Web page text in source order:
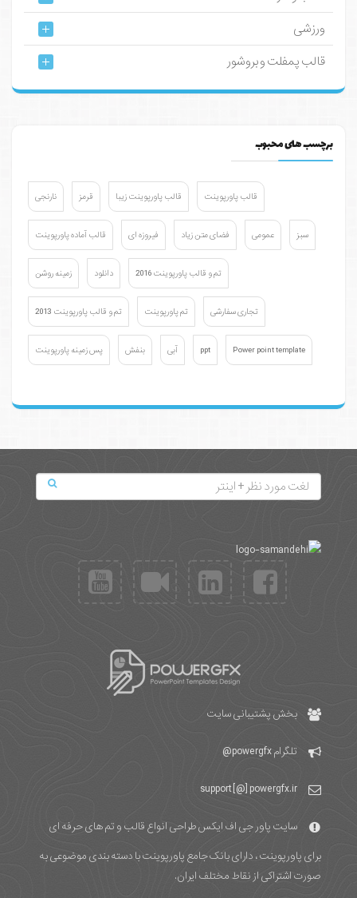
ورزشی
قالب پمفلت و بروشور
برچسب های محبوب
نارنجی قرمز قالب پاورپوینت زیبا قالب پاورپوینت
قالب آماده پاورپوینت فیروزه ای فضای متن زیاد عمومی سبز
زمینه روشن دانلود تم و قالب پاورپوینت 2016
تم و قالب پاورپوینت 2013 تم پاورپوینت تجاری سفارشی
پس زمینه پاورپوینت بنفش آبی ppt Power point template
بخش پشتیبانی سایت
تلگرامpowergfx@
سایت پاور جی اف ایکس طراحی انواع قالب و تم های حرفه ای
برای پاورپوینت ، دارای بانک جامع پاورپوینت با دسته بندی موضوعی به
صورت اشتراکی از نقاط مختلف ایران.